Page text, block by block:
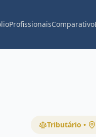
ProfissionaisComparativo
Tributário •